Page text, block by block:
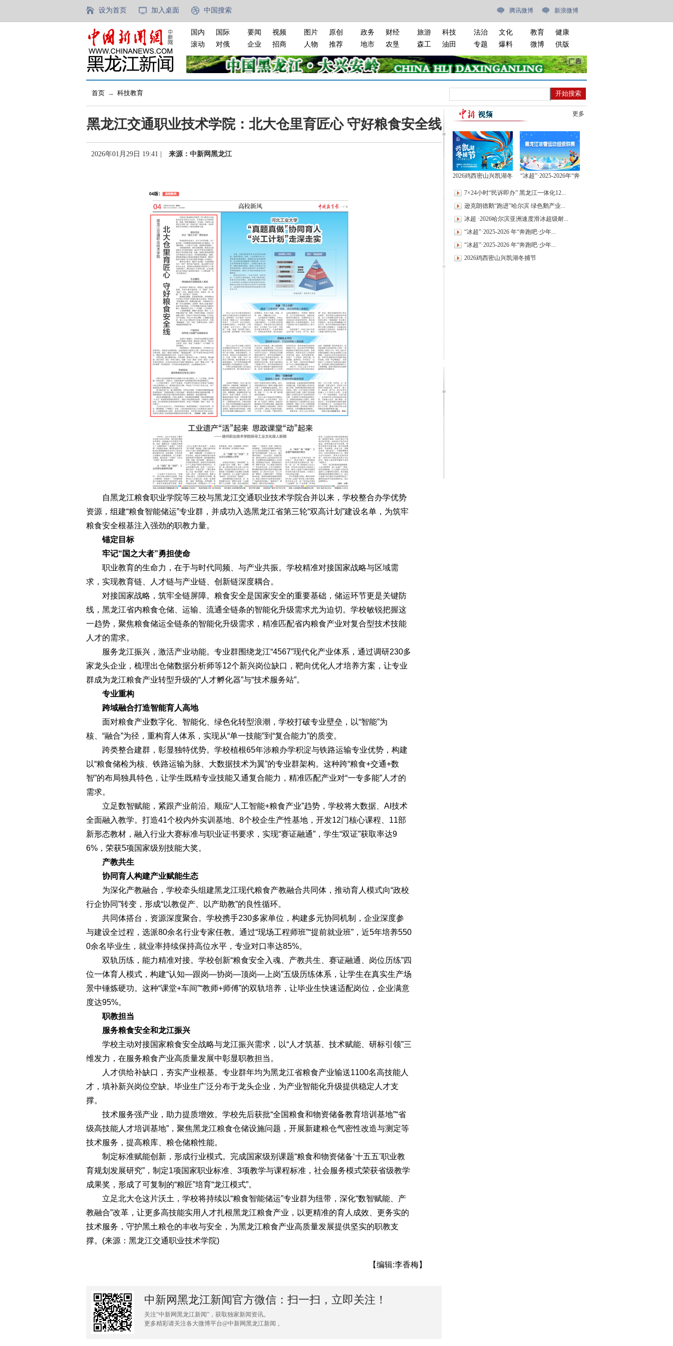
设为首页 加入桌面 中国搜索 腾讯微博 新浪微博
国内
国际
滚动
对俄
要闻
视频
企业
招商
图片
原创
人物
推荐
政务
财经
地市
农垦
旅游
科技
森工
油田
法治
文化
专题
爆料
教育
健康
微博
供版
首页 → 科技教育
黑龙江交通职业技术学院：北大仓里育匠心 守好粮食安全线
2026年01月29日 19:41 | 来源：中新网黑龙江
自黑龙江粮食职业学院等三校与黑龙江交通职业技术学院合并以来，学校整合办学优势
资源，组建“粮食智能储运”专业群，并成功入选黑龙江省第三轮“双高计划”建设名单，为筑牢
粮食安全根基注入强劲的职教力量。
锚定目标
牢记“国之大者”勇担使命
职业教育的生命力，在于与时代同频、与产业共振。学校精准对接国家战略与区域需
求，实现教育链、人才链与产业链、创新链深度耦合。
对接国家战略，筑牢全链屏障。粮食安全是国家安全的重要基础，储运环节更是关键防
线，黑龙江省内粮食仓储、运输、流通全链条的智能化升级需求尤为迫切。学校敏锐把握这
一趋势，聚焦粮食储运全链条的智能化升级需求，精准匹配省内粮食产业对复合型技术技能
人才的需求。
服务龙江振兴，激活产业动能。专业群围绕龙江“4567”现代化产业体系，通过调研230多
家龙头企业，梳理出仓储数据分析师等12个新兴岗位缺口，靶向优化人才培养方案，让专业
群成为龙江粮食产业转型升级的“人才孵化器”与“技术服务站”。
专业重构
跨域融合打造智能育人高地
面对粮食产业数字化、智能化、绿色化转型浪潮，学校打破专业壁垒，以“智能”为
核、“融合”为径，重构育人体系，实现从“单一技能”到“复合能力”的质变。
跨类整合建群，彰显独特优势。学校植根65年涉粮办学积淀与铁路运输专业优势，构建
以“粮食储检为核、铁路运输为脉、大数据技术为翼”的专业群架构。这种跨“粮食+交通+数
智”的布局独具特色，让学生既精专业技能又通复合能力，精准匹配产业对“一专多能”人才的
需求。
立足数智赋能，紧跟产业前沿。顺应“人工智能+粮食产业”趋势，学校将大数据、AI技术
全面融入教学。打造41个校内外实训基地、8个校企生产性基地，开发12门核心课程、11部
新形态教材，融入行业大赛标准与职业证书要求，实现“赛证融通”，学生“双证”获取率达9
6%，荣获5项国家级别技能大奖。
产教共生
协同育人构建产业赋能生态
为深化产教融合，学校牵头组建黑龙江现代粮食产教融合共同体，推动育人模式向“政校
行企协同”转变，形成“以教促产、以产助教”的良性循环。
共同体搭台，资源深度聚合。学校携手230多家单位，构建多元协同机制，企业深度参
与建设全过程，选派80余名行业专家任教。通过“现场工程师班”“提前就业班”，近5年培养550
0余名毕业生，就业率持续保持高位水平，专业对口率达85%。
双轨历练，能力精准对接。学校创新“粮食安全入魂、产教共生、赛证融通、岗位历练”四
位一体育人模式，构建“认知—跟岗—协岗—顶岗—上岗”五级历练体系，让学生在真实生产场
景中锤炼硬功。这种“课堂+车间”“教师+师傅”的双轨培养，让毕业生快速适配岗位，企业满意
度达95%。
职教担当
服务粮食安全和龙江振兴
学校主动对接国家粮食安全战略与龙江振兴需求，以“人才筑基、技术赋能、研标引领”三
维发力，在服务粮食产业高质量发展中彰显职教担当。
人才供给补缺口，夯实产业根基。专业群年均为黑龙江省粮食产业输送1100名高技能人
才，填补新兴岗位空缺。毕业生广泛分布于龙头企业，为产业智能化升级提供稳定人才支
撑。
技术服务强产业，助力提质增效。学校先后获批“全国粮食和物资储备教育培训基地”“省
级高技能人才培训基地”，聚焦黑龙江粮食仓储设施问题，开展新建粮仓气密性改造与测定等
技术服务，提高粮库、粮仓储粮性能。
制定标准赋能创新，形成行业模式。完成国家级别课题“粮食和物资储备‘十五五’职业教
育规划发展研究”，制定1项国家职业标准、3项教学与课程标准，社会服务模式荣获省级教学
成果奖，形成了可复制的“粮匠”培育“龙江模式”。
立足北大仓这片沃土，学校将持续以“粮食智能储运”专业群为纽带，深化“数智赋能、产
教融合”改革，让更多高技能实用人才扎根黑龙江粮食产业，以更精准的育人成效、更务实的
技术服务，守护黑土粮仓的丰收与安全，为黑龙江粮食产业高质量发展提供坚实的职教支
撑。(来源：黑龙江交通职业技术学院)
【编辑:李香梅】
中新网黑龙江新闻官方微信：扫一扫，立即关注！
关注“中新网黑龙江新闻”，获取独家新闻资讯。
更多精彩请关注各大微博平台@中新网黑龙江新闻 。
更多
2026鸡西密山兴凯湖冬
“冰超”·2025-2026年“奔
（学生）冰雪运动会盛
大启幕！
7×24小时“民诉即办” 黑龙江一体化12...
逊克朗德鹅“跑进”哈尔滨 绿色鹅产业...
冰超 ·2026哈尔滨亚洲速度滑冰超级耐...
“冰超”·2025-2026 年“奔跑吧·少年...
“冰超”·2025-2026 年“奔跑吧·少年...
2026鸡西密山兴凯湖冬捕节